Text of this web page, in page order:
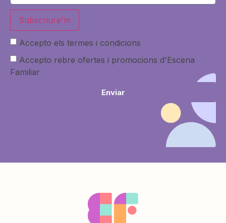
Subscriure'm
Accepto els termes i condicions
Accepto rebre ofertes i promocions d'Escena
Familiar
Enviar